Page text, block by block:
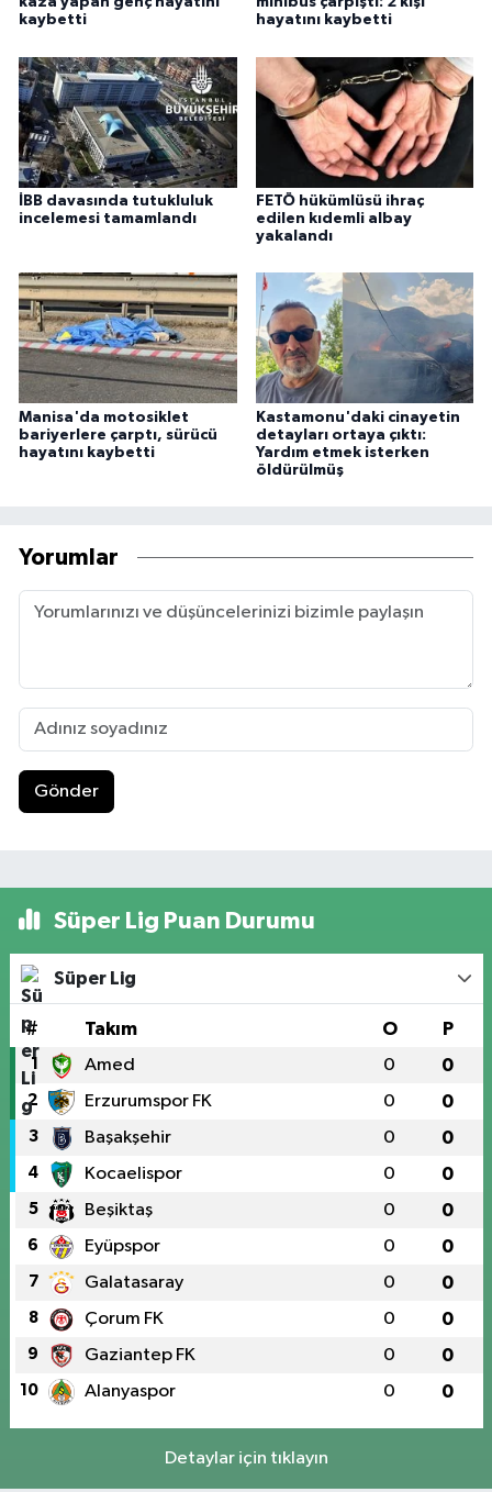
kaybetti
hayatını kaybetti
İBB davasında tutukluluk
incelemesi tamamlandı
FETÖ hükümlüsü ihraç
edilen kıdemli albay
yakalandı
Manisa'da motosiklet
bariyerlere çarptı, sürücü
hayatını kaybetti
Kastamonu'daki cinayetin
detayları ortaya çıktı:
Yardım etmek isterken
öldürülmüş
Yorumlar
Gönder
Süper Lig Puan Durumu
Süper Lig
# Takım O P
1 Amed 0 0
2 Erzurumspor FK 0 0
3 Başakşehir 0 0
4 Kocaelispor 0 0
5 Beşiktaş 0 0
6 Eyüpspor 0 0
7 Galatasaray 0 0
8 Çorum FK 0 0
9 Gaziantep FK 0 0
10 Alanyaspor 0 0
Detaylar için tıklayın